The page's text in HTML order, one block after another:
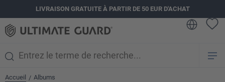
principalLIVRAISON GRATUITE À PARTIR DE 50 EUR D'ACHAT
Accueil / Albums